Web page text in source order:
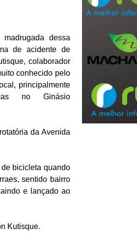
madrugada dessa
de acidente de
colaborador
conhecido pelo
principalmente
no Ginásio
da Avenida
bicicleta quando
sentido bairro
e lançado ao
Kutisque.